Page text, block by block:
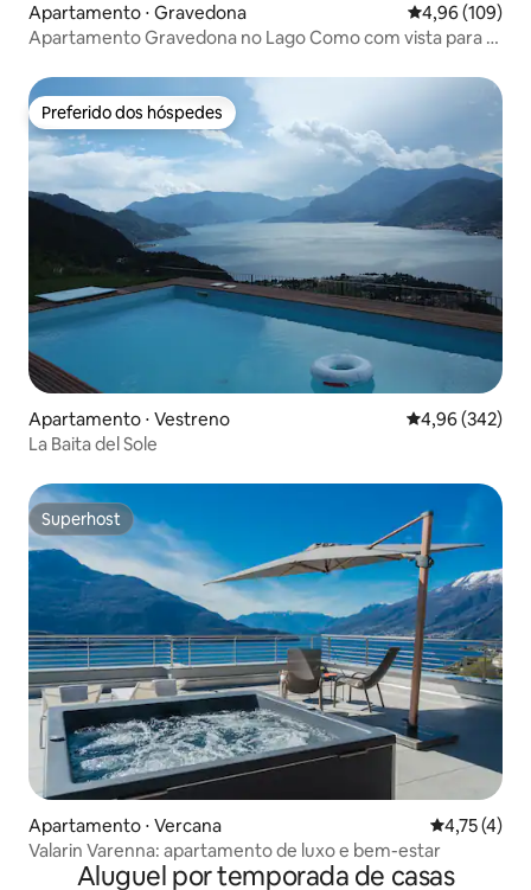
Apartamento ⋅ Gravedona 4,96 de uma
4,96 (109)
Apartamento Gravedona no Lago Como com vista para o
Preferido dos hóspedes
Preferido dos hóspedes
Apartamento ⋅ Vestreno 4,96 de uma
4,96 (342)
La Baita del Sole
Superhost
Superhost
Apartamento ⋅ Vercana 4,75 de
4,75 (4)
Valarin Varenna: apartamento de luxo e bem-estar
Aluguel por temporada de casas